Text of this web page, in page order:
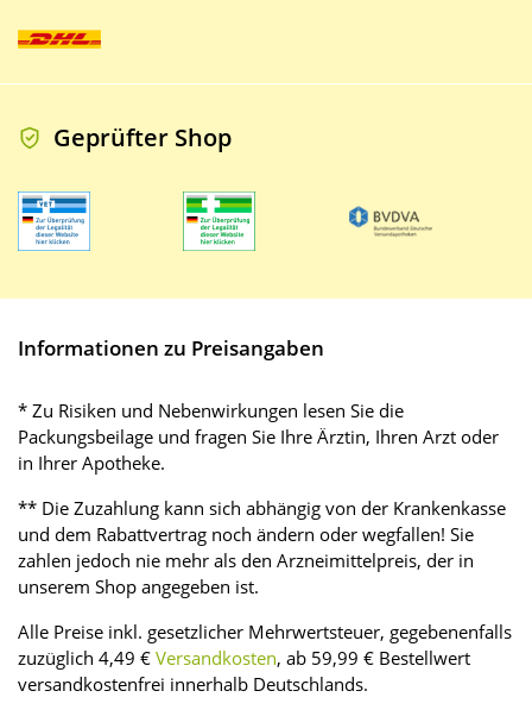
Geprüfter Shop
Informationen zu Preisangaben
* Zu Risiken und Nebenwirkungen lesen Sie die
Packungsbeilage und fragen Sie Ihre Ärztin, Ihren Arzt oder
in Ihrer Apotheke.
** Die Zuzahlung kann sich abhängig von der Krankenkasse
und dem Rabattvertrag noch ändern oder wegfallen! Sie
zahlen jedoch nie mehr als den Arzneimittelpreis, der in
unserem Shop angegeben ist.
Alle Preise inkl. gesetzlicher Mehrwertsteuer, gegebenenfalls
zuzüglich 4,49 € Versandkosten, ab 59,99 € Bestellwert
versandkostenfrei innerhalb Deutschlands.